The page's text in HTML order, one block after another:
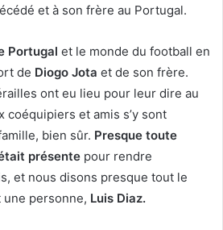
et à son frère au Portugal.
Portugal et le monde du football en
de Diogo Jota et de son frère.
ont eu lieu pour leur dire au
coéquipiers et amis s’y sont
bien sûr. Presque toute
présente pour rendre
et nous disons presque tout le
une personne, Luis Diaz.